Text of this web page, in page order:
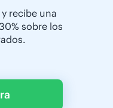
recibe una
sobre los